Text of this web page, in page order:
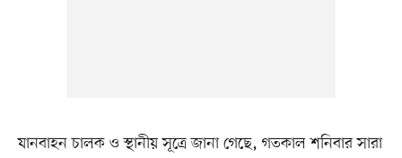
যানবাহন চালক ও স্থানীয় সূত্রে জানা গেছে, গতকাল শনিবার সারা